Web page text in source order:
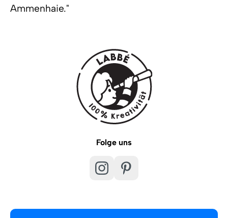
Ammenhaie."
Folge uns